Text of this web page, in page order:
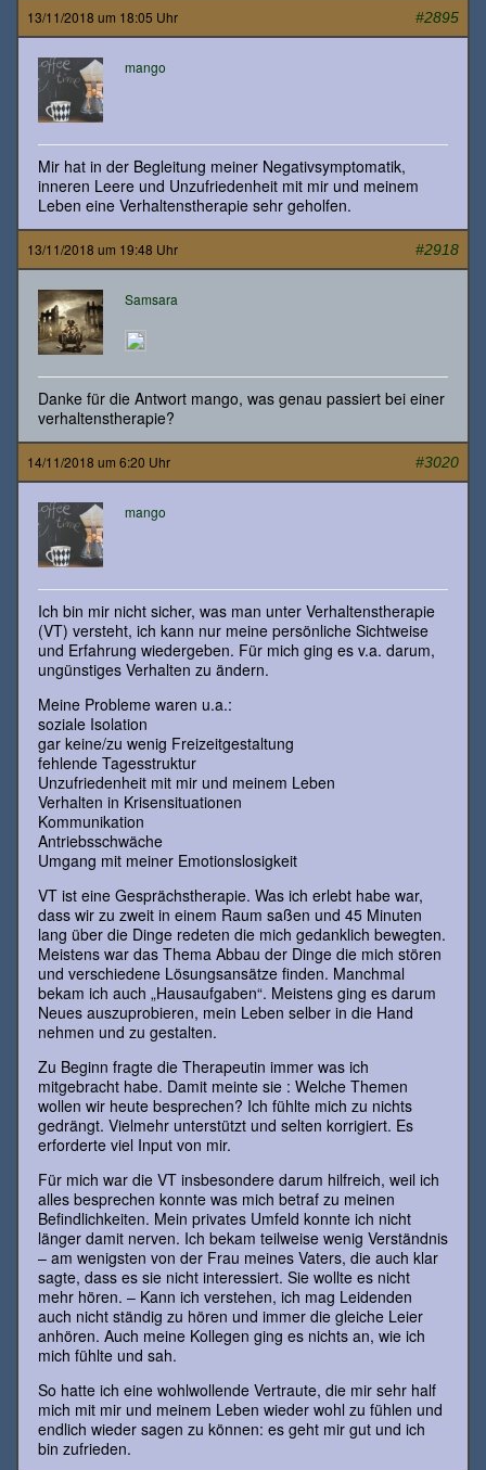
13/11/2018 um 18:05 Uhr #2895
mango
Mir hat in der Begleitung meiner Negativsymptomatik,
inneren Leere und Unzufriedenheit mit mir und meinem
Leben eine Verhaltenstherapie sehr geholfen.
13/11/2018 um 19:48 Uhr #2918
Samsara
Danke für die Antwort mango, was genau passiert bei einer
verhaltenstherapie?
14/11/2018 um 6:20 Uhr #3020
mango
Ich bin mir nicht sicher, was man unter Verhaltenstherapie
(VT) versteht, ich kann nur meine persönliche Sichtweise
und Erfahrung wiedergeben. Für mich ging es v.a. darum,
ungünstiges Verhalten zu ändern.
Meine Probleme waren u.a.:
soziale Isolation
gar keine/zu wenig Freizeitgestaltung
fehlende Tagesstruktur
Unzufriedenheit mit mir und meinem Leben
Verhalten in Krisensituationen
Kommunikation
Antriebsschwäche
Umgang mit meiner Emotionslosigkeit
VT ist eine Gesprächstherapie. Was ich erlebt habe war,
dass wir zu zweit in einem Raum saßen und 45 Minuten
lang über die Dinge redeten die mich gedanklich bewegten.
Meistens war das Thema Abbau der Dinge die mich stören
und verschiedene Lösungsansätze finden. Manchmal
bekam ich auch „Hausaufgaben“. Meistens ging es darum
Neues auszuprobieren, mein Leben selber in die Hand
nehmen und zu gestalten.
Zu Beginn fragte die Therapeutin immer was ich
mitgebracht habe. Damit meinte sie : Welche Themen
wollen wir heute besprechen? Ich fühlte mich zu nichts
gedrängt. Vielmehr unterstützt und selten korrigiert. Es
erforderte viel Input von mir.
Für mich war die VT insbesondere darum hilfreich, weil ich
alles besprechen konnte was mich betraf zu meinen
Befindlichkeiten. Mein privates Umfeld konnte ich nicht
länger damit nerven. Ich bekam teilweise wenig Verständnis
– am wenigsten von der Frau meines Vaters, die auch klar
sagte, dass es sie nicht interessiert. Sie wollte es nicht
mehr hören. – Kann ich verstehen, ich mag Leidenden
auch nicht ständig zu hören und immer die gleiche Leier
anhören. Auch meine Kollegen ging es nichts an, wie ich
mich fühlte und sah.
So hatte ich eine wohlwollende Vertraute, die mir sehr half
mich mit mir und meinem Leben wieder wohl zu fühlen und
endlich wieder sagen zu können: es geht mir gut und ich
bin zufrieden.